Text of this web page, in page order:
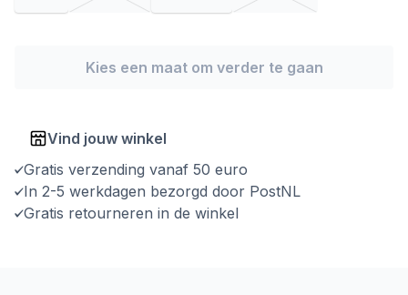
Kies een maat om verder te gaan
Vind jouw winkel
Gratis verzending vanaf 50 euro
In 2-5 werkdagen bezorgd door PostNL
Gratis retourneren in de winkel